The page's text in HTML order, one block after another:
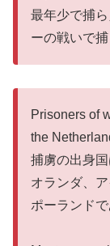
最年少で捕
ーの戦いで
Prisoners of
the
捕虜の出身
オランダ、
ポーランドで